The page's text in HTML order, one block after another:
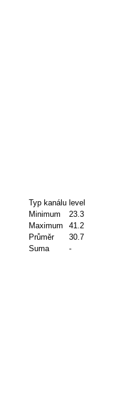
Typ kanálu level
Minimum
23.3
Maximum
41.2
Průměr
30.7
Suma
-